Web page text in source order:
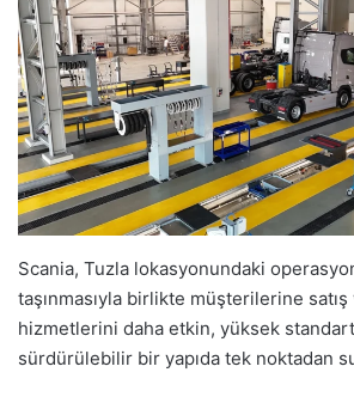
Scania, Tuzla lokasyonundaki
taşınmasıyla birlikte müşterilerine satış
hizmetlerini daha etkin, yüksek
sürdürülebilir bir yapıda tek noktadan